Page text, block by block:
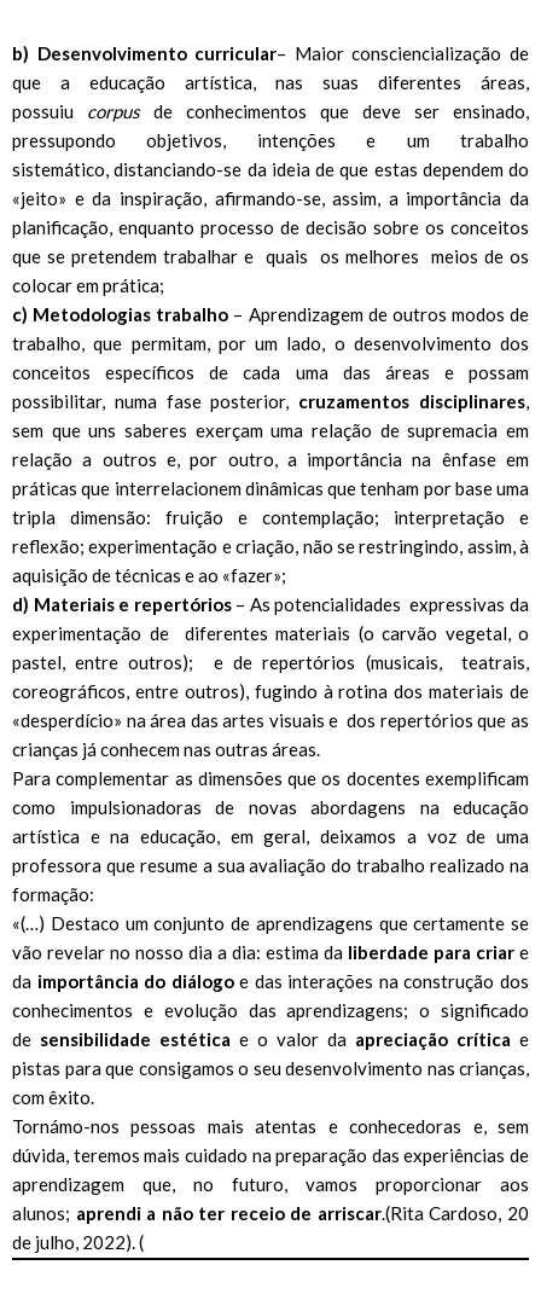
b) Desenvolvimento curricular– Maior consciencialização de
que a educação artística, nas suas diferentes áreas,
possuiu corpusde conhecimentos que deve ser ensinado,
pressupondo objetivos, intenções e um trabalho
sistemático, distanciando-se da ideia de que estas dependem do
«jeito» e da inspiração, afirmando-se, assim, a importância da
planificação, enquanto processo de decisão sobre os conceitos
que se pretendem trabalhar e quais os melhores meios de os
colocar em prática;
c) Metodologias trabalho – Aprendizagem de outros modos de
trabalho, que permitam, por um lado, o desenvolvimento dos
conceitos específicos de cada uma das áreas e possam
possibilitar, numa fase posterior, cruzamentos disciplinares,
sem que uns saberes exerçam uma relação de supremacia em
relação a outros e, por outro, a importância na ênfase em
práticas que interrelacionem dinâmicas que tenham por base uma
tripla dimensão: fruição e contemplação; interpretação e
reflexão; experimentação e criação, não se restringindo, assim, à
aquisição de técnicas e ao «fazer»;
d) Materiais e repertórios – As potencialidades expressivas da
experimentação de diferentes materiais (o carvão vegetal, o
pastel, entre outros); e de repertórios (musicais, teatrais,
coreográficos, entre outros), fugindo à rotina dos materiais de
«desperdício» na área das artes visuais e dos repertórios que as
crianças já conhecem nas outras áreas.
Para complementar as dimensões que os docentes exemplificam
como impulsionadoras de novas abordagens na educação
artística e na educação, em geral, deixamos a voz de uma
professora que resume a sua avaliação do trabalho realizado na
formação:
«(…) Destaco um conjunto de aprendizagens que certamente se
vão revelar no nosso dia a dia: estima da liberdade para criar e
da importância do diálogoe das interações na construção dos
conhecimentos e evolução das aprendizagens; o significado
de sensibilidade estética e o valor da apreciação crítica e
pistas para que consigamos o seu desenvolvimento nas crianças,
com êxito.
Tornámo-nos pessoas mais atentas e conhecedoras e, sem
dúvida, teremos mais cuidado na preparação das experiências de
aprendizagem que, no futuro, vamos proporcionar aos
alunos; aprendi a não ter receio de arriscar.(Rita Cardoso, 20
de julho, 2022). (